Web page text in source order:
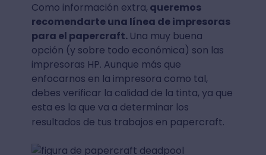
Como información extra, queremos
recomendarte una línea de impresoras
para el papercraft. Una muy buena
opción (y sobre todo económica) son las
impresoras HP. Aunque más que
enfocarnos en la impresora como tal,
debes verificar la calidad de la tinta, ya que
esta es la que va a determinar los
resultados de tus trabajos en papercraft.